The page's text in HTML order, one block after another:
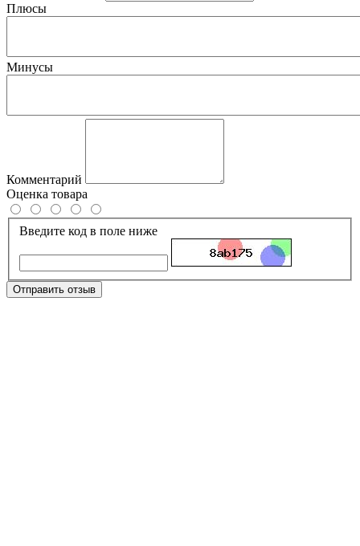
Плюсы
Минусы
Комментарий
Оценка товара
Введите код в поле ниже
Отправить отзыв